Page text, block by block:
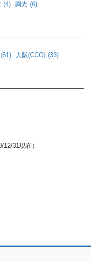
(4) 調光 (6)
(61) 大阪(CCO) (33)
12/31現在）